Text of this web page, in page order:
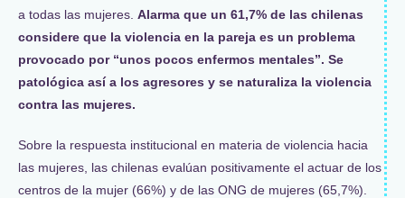
a todas las mujeres. Alarma que un 61,7% de las chilenas
considere que la violencia en la pareja es un problema
provocado por “unos pocos enfermos mentales”. Se
patológica así a los agresores y se naturaliza la violencia
contra las mujeres.
Sobre la respuesta institucional en materia de violencia hacia
las mujeres, las chilenas evalúan positivamente el actuar de los
centros de la mujer (66%) y de las ONG de mujeres (65,7%).